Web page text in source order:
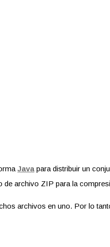
Java para distribuir un
de archivo ZIP para la
archivos en uno. Por lo